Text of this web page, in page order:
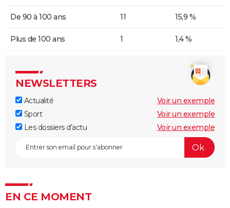
De 90 à 100 ans 11 15,9 %
Plus de 100 ans 1 1,4 %
NEWSLETTERS
Actualité
Voir un exemple
Sport
Voir un exemple
Les dossiers d'actu
Voir un exemple
EN CE MOMENT